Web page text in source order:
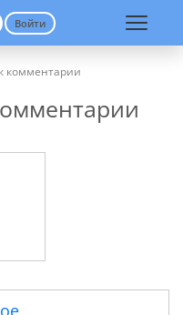
комментарии
Войти